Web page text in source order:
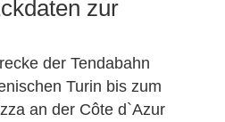
zur
der Tendabahn
Turin bis zum
an der Côte d`Azur